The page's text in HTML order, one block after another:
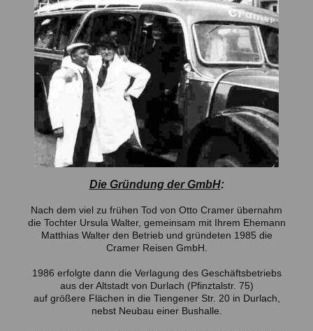
Die Gründung der GmbH:
Nach dem viel zu frühen Tod von Otto Cramer übernahm
die Tochter Ursula Walter, gemeinsam mit Ihrem Ehemann
Matthias Walter den Betrieb und gründeten 1985 die
Cramer Reisen GmbH.
1986 erfolgte dann die Verlagung des Geschäftsbetriebs
aus der Altstadt von Durlach (Pfinztalstr. 75)
auf größere Flächen in die Tiengener Str. 20 in Durlach,
nebst Neubau einer Bushalle.